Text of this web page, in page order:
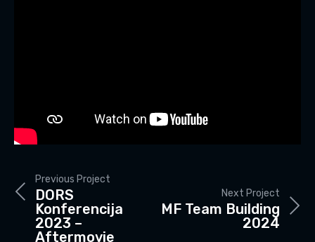
Next Project
MF Team Building
2024
Previous Project
DORS
Konferencija
2023 –
Aftermovie